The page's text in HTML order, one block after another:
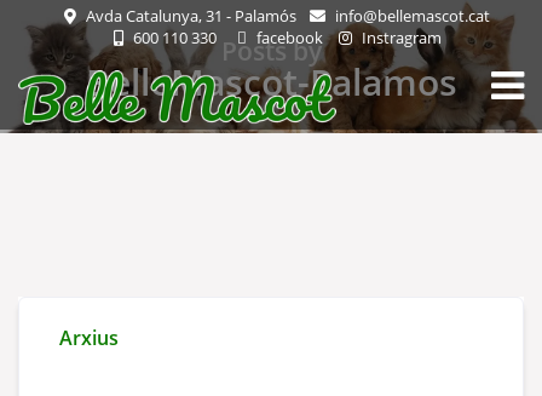
Avda Catalunya, 31 - Palamós
info@bellemascot.cat
600 110 330
facebook Instragram
Posts by
BelleMascot-Palamos
Arxius